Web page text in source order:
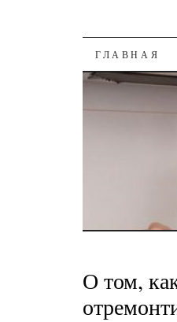
К
ГЛАВНАЯ
О том,